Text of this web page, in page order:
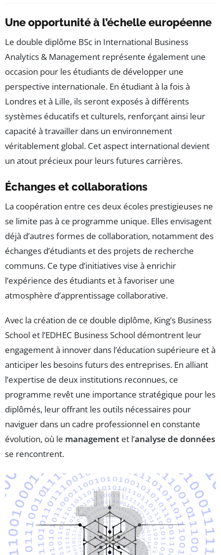
Une opportunité à l’échelle européenne
Le double diplôme BSc in International Business
Analytics & Management représente également une
occasion pour les étudiants de développer une
perspective internationale. En étudiant à la fois à
Londres et à Lille, ils seront exposés à différents
systèmes éducatifs et culturels, renforçant ainsi leur
capacité à travailler dans un environnement
véritablement global. Cet aspect international devient
un atout précieux pour leurs futures carrières.
Échanges et collaborations
La coopération entre ces deux écoles prestigieuses ne
se limite pas à ce programme unique. Elles envisagent
déjà d’autres formes de collaboration, notamment des
échanges d’étudiants et des projets de recherche
communs. Ce type d’initiatives vise à enrichir
l’expérience des étudiants et à favoriser une
atmosphère d’apprentissage collaborative.
Avec la création de ce double diplôme, King’s Business
School et l’EDHEC Business School démontrent leur
engagement à innover dans l’éducation supérieure et à
anticiper les besoins futurs des entreprises. En alliant
l’expertise de deux institutions reconnues, ce
programme revêt une importance stratégique pour les
diplômés, leur offrant les outils nécessaires pour
naviguer dans un cadre professionnel en constante
évolution, où le management et l’analyse de données
se rencontrent.